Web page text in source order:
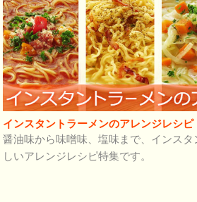
インスタントラーメンのアレンジレシピ
醤油味から味噌味、塩味まで、インス
しいアレンジレシピ特集です。